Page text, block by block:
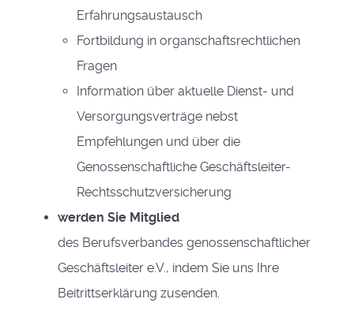
Erfahrungsaustausch
Fortbildung in organschaftsrechtlichen
Fragen
Information über aktuelle Dienst- und
Versorgungsverträge nebst
Empfehlungen und über die
Genossenschaftliche Geschäftsleiter-
Rechtsschutzversicherung
werden Sie Mitglied
des Berufsverbandes genossenschaftlicher
Geschäftsleiter e.V., indem Sie uns Ihre
Beitrittserklärung zusenden.